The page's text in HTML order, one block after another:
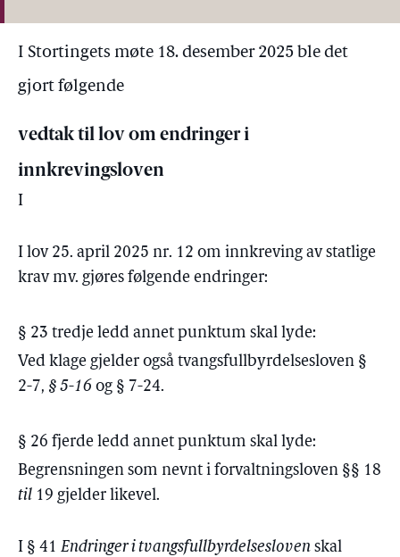
I Stortingets møte 18. desember 2025 ble det
gjort følgende
vedtak til lov om endringer i
innkrevingsloven
I
I lov 25. april 2025 nr. 12 om innkreving av statlige
krav mv. gjøres følgende endringer:
§ 23 tredje ledd annet punktum skal lyde:
Ved klage gjelder også tvangsfullbyrdelsesloven §
2-7, § 5-16 og § 7-24.
§ 26 fjerde ledd annet punktum skal lyde:
Begrensningen som nevnt i forvaltningsloven §§ 18
til 19 gjelder likevel.
I § 41 Endringer i tvangsfullbyrdelsesloven skal